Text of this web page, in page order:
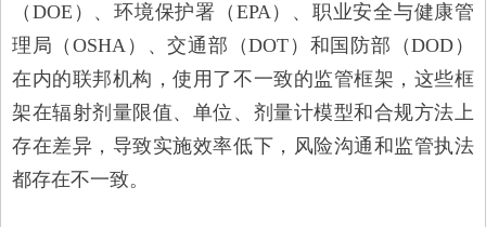
（DOE）、环境保护署（EPA）、职业安全与健康管
理局（OSHA）、交通部（DOT）和国防部（DOD）
在内的联邦机构，使用了不一致的监管框架，这些框
架在辐射剂量限值、单位、剂量计模型和合规方法上
存在差异，导致实施效率低下，风险沟通和监管执法
都存在不一致。